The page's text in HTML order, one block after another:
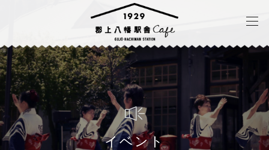
イベント